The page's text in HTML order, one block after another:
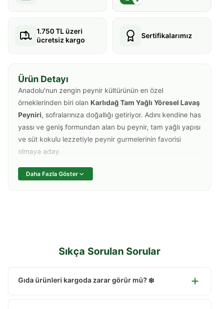
1.750 TL üzeri
ücretsiz kargo
Sertifikalarımız
Ürün Detayı
Anadolu'nun zengin peynir kültürünün en özel
örneklerinden biri olan Karlıdağ Tam Yağlı Yöresel Lavaş
Peyniri, sofralarınıza doğallığı getiriyor. Adını kendine has
yassı ve geniş formundan alan bu peynir, tam yağlı yapısı
ve süt kokulu lezzetiyle peynir gurmelerinin favorisi
olmaya aday.
Pastörize inek sütünden, geleneksel yöntemlere sadık
kalınarak üretilen Lavaş Peyniri; az tuzlu yapısı, esnek
Yöresel Miras:Bölgesel peynir yapım teknikleriyle
Daha Fazla Göster
Sıkça Sorulan Sorular
Gıda ürünleri kargoda zarar görür mü? ❄️